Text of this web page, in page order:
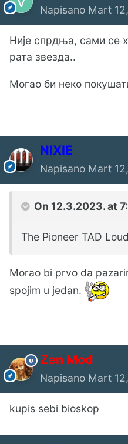
Napisano Mart
Није спрдња, сами се
рата звезда..
Могао би неко
NIXIE
Napisano Mart
On 12.3.2023. at
The Pioneer TAD
Morao bi prvo da
spojim u jedan.
Zen Mod
Napisano Mart
kupis sebi bioskop